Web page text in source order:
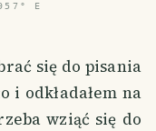
E
się do pisania
i odkładałem na
wziąć się do